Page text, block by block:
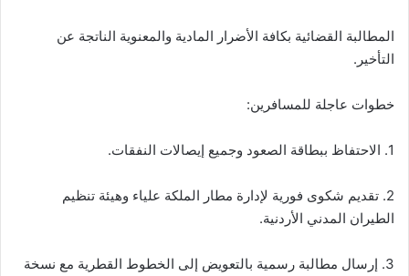
المطالبة القضائية بكافة الأضرار المادية والمعنوية الناتجة عن
التأخير.
خطوات عاجلة للمسافرين:
1. الاحتفاظ ببطاقة الصعود وجميع إيصالات النفقات.
2. تقديم شكوى فورية لإدارة مطار الملكة علياء وهيئة تنظيم
الطيران المدني الأردنية.
3. إرسال مطالبة رسمية بالتعويض إلى الخطوط القطرية مع نسخة